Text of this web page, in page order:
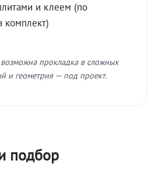
и клеем (по
комплект)
прокладка в сложных
и геометрия — под проект.
подбор